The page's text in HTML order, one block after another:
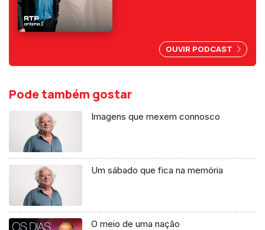
OUVIR PODCAST
Pode também gostar
Imagens que mexem connosco
Um sábado que fica na memória
O meio de uma nação